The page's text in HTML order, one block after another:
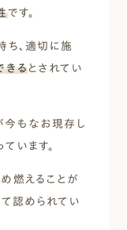
です。
、適切に施
きるとされてい
今もなお現存し
います。
燃えることが
て認められてい